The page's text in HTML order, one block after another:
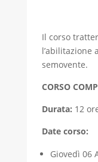
Il corso
l’abilitazione
semovente.
CORSO
Durata: 12
Date corso:
Giovedì 06